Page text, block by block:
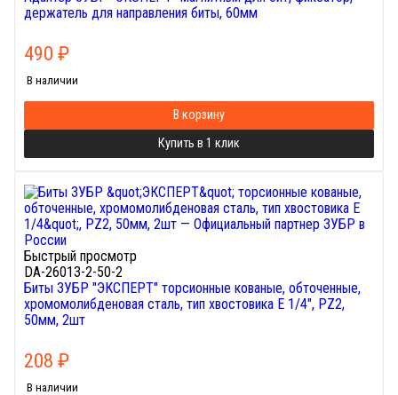
держатель для направления биты, 60мм
490 ₽
В наличии
В корзину
Купить в 1 клик
Быстрый просмотр
DA-26013-2-50-2
Биты ЗУБР "ЭКСПЕРТ" торсионные кованые, обточенные,
хромомолибденовая сталь, тип хвостовика E 1/4", PZ2,
50мм, 2шт
208 ₽
В наличии